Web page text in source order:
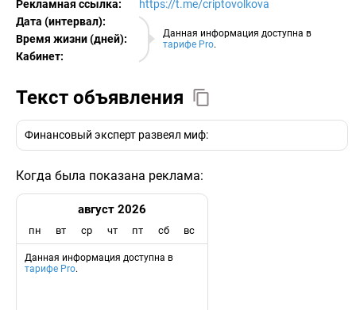
Рекламная ссылка: https://t.me/criptovolkova
Данная информация доступна в
тарифе Pro.
Дата (интервал):
09.08.2026
Время жизни (дней):
Кабинет:
EURO
Текст объявления
Финансовый эксперт развеял миф:
Когда была показана реклама:
август 2026
пн вт ср чт пт сб вс
Данная информация доступна в
тарифе Pro.